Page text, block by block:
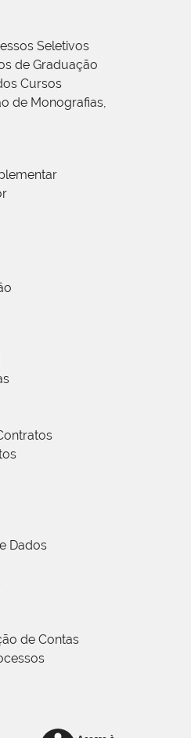
Seletivos
de Graduação
Cursos
de Monografias,
Dados
de Contas